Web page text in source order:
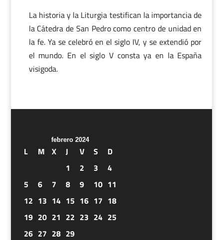
La historia y la Liturgia testifican la importancia de
la Cátedra de San Pedro como centro de unidad en
la fe. Ya se celebró en el siglo IV, y se extendió por
el mundo. En el siglo V consta ya en la España
visigoda.
febrero 2024
L M X J V S
D
1
2 3
4
5
6 7 8 9 10 11
12 13 14 15 16 17 18
19 20 21 22 23 24 25
26 27 28 29